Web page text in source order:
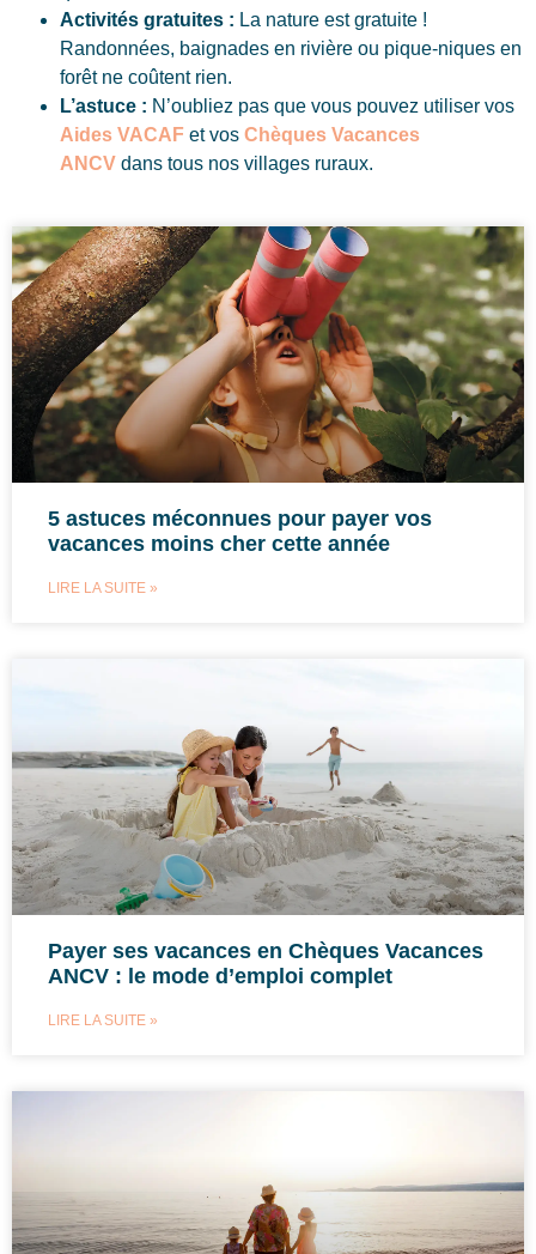
Activités gratuites : La nature est gratuite !
Randonnées, baignades en rivière ou pique-niques en
forêt ne coûtent rien.
L’astuce : N’oubliez pas que vous pouvez utiliser vos
Aides VACAF et vos Chèques Vacances
ANCV dans tous nos villages ruraux.
5 astuces méconnues pour payer vos
vacances moins cher cette année
LIRE LA SUITE »
Payer ses vacances en Chèques Vacances
ANCV : le mode d’emploi complet
LIRE LA SUITE »